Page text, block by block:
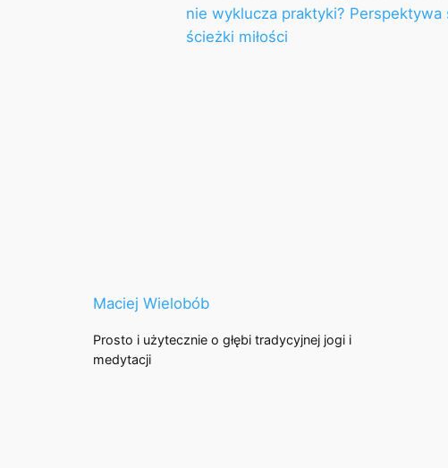
nie wyklucza praktyki? Perspektywa
ścieżki miłości
Maciej Wielobób
Prosto i użytecznie o głębi tradycyjnej jogi i
medytacji